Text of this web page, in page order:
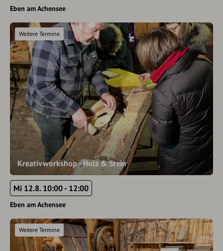
Eben am Achensee
Kreativworkshop - Holz & Stein
Weitere Termine
Mi 12.8. 10:00 - 12:00
Eben am Achensee
Weitere Termine